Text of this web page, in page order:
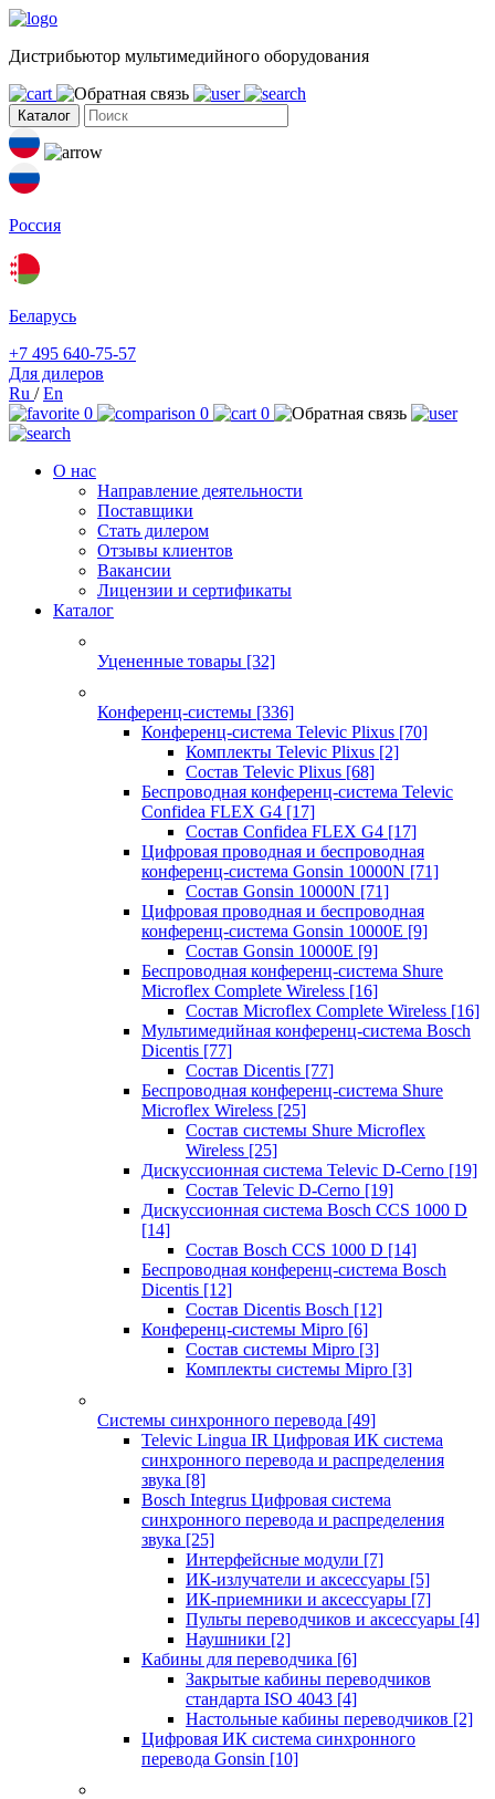
Дистрибьютор мультимедийного оборудования
Каталог
Россия
Беларусь
+7 495 640-75-57
Для дилеров
Ru /En
0
0 0
О нас
Направление деятельности
Поставщики
Стать дилером
Отзывы клиентов
Вакансии
Лицензии и сертификаты
Каталог
Уцененные товары [32]
Конференц-системы [336]
Конференц-система Televic Plixus [70]
Комплекты Televic Plixus [2]
Состав Televic Plixus [68]
Беспроводная конференц-система Televic
Confidea FLEX G4 [17]
Состав Confidea FLEX G4 [17]
Цифровая проводная и беспроводная
конференц-система Gonsin 10000N [71]
Состав Gonsin 10000N [71]
Цифровая проводная и беспроводная
конференц-система Gonsin 10000E [9]
Состав Gonsin 10000E [9]
Беспроводная конференц-система Shure
Microflex Complete Wireless [16]
Состав Microflex Complete Wireless [16]
Мультимедийная конференц-система Bosch
Dicentis [77]
Состав Dicentis [77]
Беспроводная конференц-система Shure
Microflex Wireless [25]
Состав системы Shure Microflex
Wireless [25]
Дискуссионная система Televic D-Cerno [19]
Состав Televic D-Cerno [19]
Дискуссионная система Bosch CCS 1000 D
[14]
Состав Bosch CCS 1000 D [14]
Беспроводная конференц-система Bosch
Dicentis [12]
Состав Dicentis Bosch [12]
Конференц-системы Mipro [6]
Состав системы Mipro [3]
Комплекты системы Mipro [3]
Системы синхронного перевода [49]
Televic Lingua IR Цифровая ИК система
синхронного перевода и распределения
звука [8]
Bosch Integrus Цифровая система
синхронного перевода и распределения
звука [25]
Интерфейсные модули [7]
ИК-излучатели и аксессуары [5]
ИК-приемники и аксессуары [7]
Пульты переводчиков и аксессуары [4]
Наушники [2]
Кабины для переводчика [6]
Закрытые кабины переводчиков
стандарта ISO 4043 [4]
Настольные кабины переводчиков [2]
Цифровая ИК система синхронного
перевода Gonsin [10]